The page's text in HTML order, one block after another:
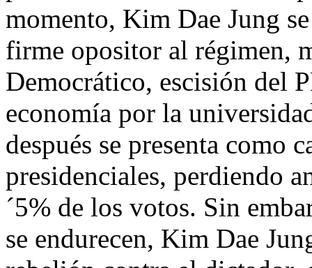
momento, Kim Dae Jung
firme opositor al régimen,
Democrático, escisión del
economía por la
después se presenta como
presidenciales, perdiendo
´5% de los votos. Sin
se endurecen, Kim Dae